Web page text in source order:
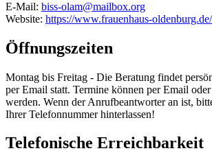
E-Mail: biss-olam@mailbox.org
Website: https://www.frauenhaus-
Öffnungszeiten
Montag bis Freitag - Die Beratung findet
per Email statt. Termine können per Email
werden. Wenn der Anrufbeantworter an ist,
Ihrer Telefonnummer hinterlassen!
Telefonische Erreichbarkeit